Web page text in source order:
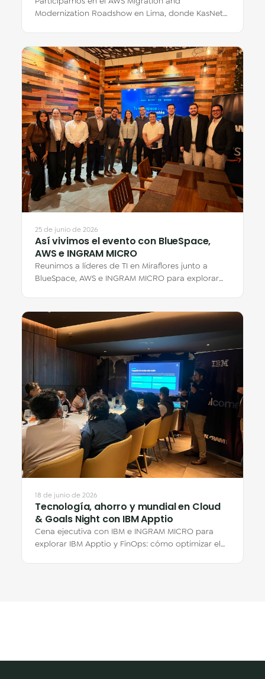
Modernization Roadshow en Lima, donde KasNet
25 de junio de 2026
Así vivimos el evento con BlueSpace,
AWS e INGRAM MICRO
Reunimos a líderes de TI en Miraflores junto a
BlueSpace, AWS e INGRAM MICRO para explorar
18 de junio de 2026
Tecnología, ahorro y mundial en Cloud
& Goals Night con IBM Apptio
Cena ejecutiva con IBM e INGRAM MICRO para
explorar IBM Apptio y FinOps: cómo optimizar el